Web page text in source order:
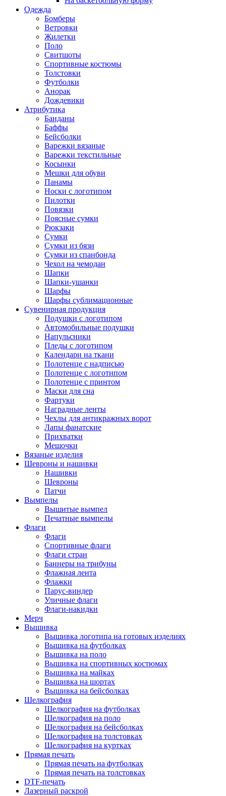
Одежда
Бомберы
Ветровки
Жилетки
Поло
Свитшоты
Спортивные костюмы
Толстовки
Футболки
Анорак
Дождевики
Атрибутика
Банданы
Баффы
Бейсболки
Варежки вязаные
Варежки текстильные
Косынки
Мешки для обуви
Панамы
Носки с логотипом
Пилотки
Повязки
Поясные сумки
Рюкзаки
Сумки
Сумки из бязи
Сумки из спанбонда
Чехол на чемодан
Шапки
Шапки-ушанки
Шарфы
Шарфы сублимационные
Сувенирная продукция
Подушки с логотипом
Автомобильные подушки
Напульсники
Пледы с логотипом
Календари на ткани
Полотенце с надписью
Полотенце с логотипом
Полотенце с принтом
Маски для сна
Фартуки
Наградные ленты
Чехлы для антикражных ворот
Лапы фанатские
Прихватки
Мешочки
Вязаные изделия
Шевроны и нашивки
Нашивки
Шевроны
Патчи
Вымпелы
Вышитые вымпел
Печатные вымпелы
Флаги
Флаги
Спортивные флаги
Флаги стран
Баннеры на трибуны
Флажная лента
Флажки
Парус-виндер
Уличные флаги
Флаги-накидки
Мерч
Вышивка
Вышивка логотипа на готовых изделиях
Вышивка на футболках
Вышивка на поло
Вышивка на спортивных костюмах
Вышивка на майках
Вышивка на шортах
Вышивка на бейсболках
Шелкография
Шелкография на футболках
Шелкография на поло
Шелкография на бейсболках
Шелкография на толстовках
Шелкография на куртках
Прямая печать
Прямая печать на футболках
Прямая печать на толстовках
DTF-печать
Лазерный раскрой